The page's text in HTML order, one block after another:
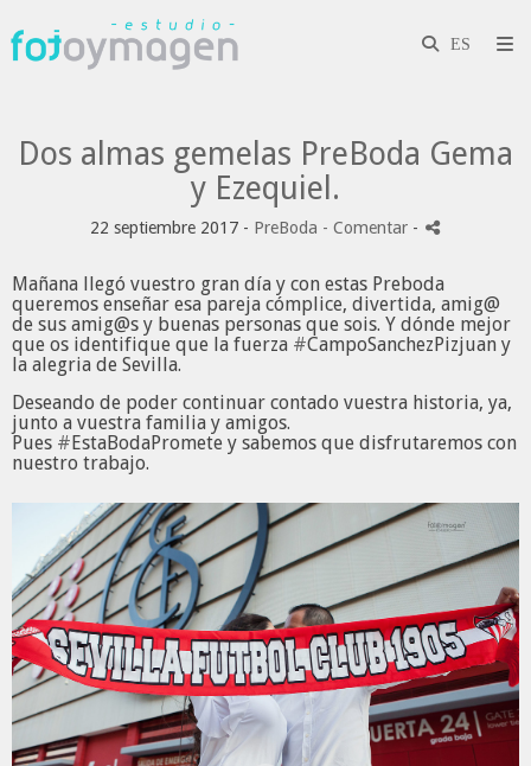
Dos almas gemelas PreBoda Gema
y Ezequiel.
22 septiembre 2017 - PreBoda - Comentar -
Mañana llegó vuestro gran día y con estas Preboda
queremos enseñar esa pareja cómplice, divertida, amig@
de sus amig@s y buenas personas que sois. Y dónde mejor
que os identifique que la fuerza #CampoSanchezPizjuan y
la alegria de Sevilla.
Deseando de poder continuar contado vuestra historia, ya,
junto a vuestra familia y amigos.
Pues #EstaBodaPromete y sabemos que disfrutaremos con
nuestro trabajo.